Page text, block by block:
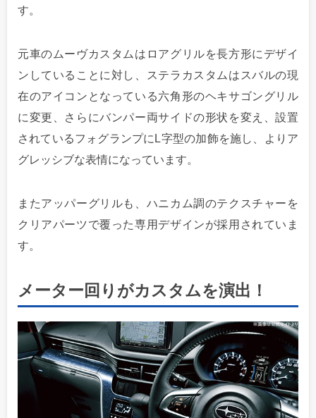
す。
元車のムーヴカスタムはロアグリルを長方形にデザイ
ンしていることに対し、ステラカスタムはスバルの現
在のアイコンとなっている六角形のヘキサゴングリル
に変更、さらにバンパー両サイドの形状を変え、設置
されているフォグランプにL字型の加飾を施し、よりア
グレッシブな表情になっています。
またアッパーグリルも、ハニカム調のテクスチャーを
クリアパーツで覆った専用デザインが採用されていま
す。
メーター回りがカスタムを演出！